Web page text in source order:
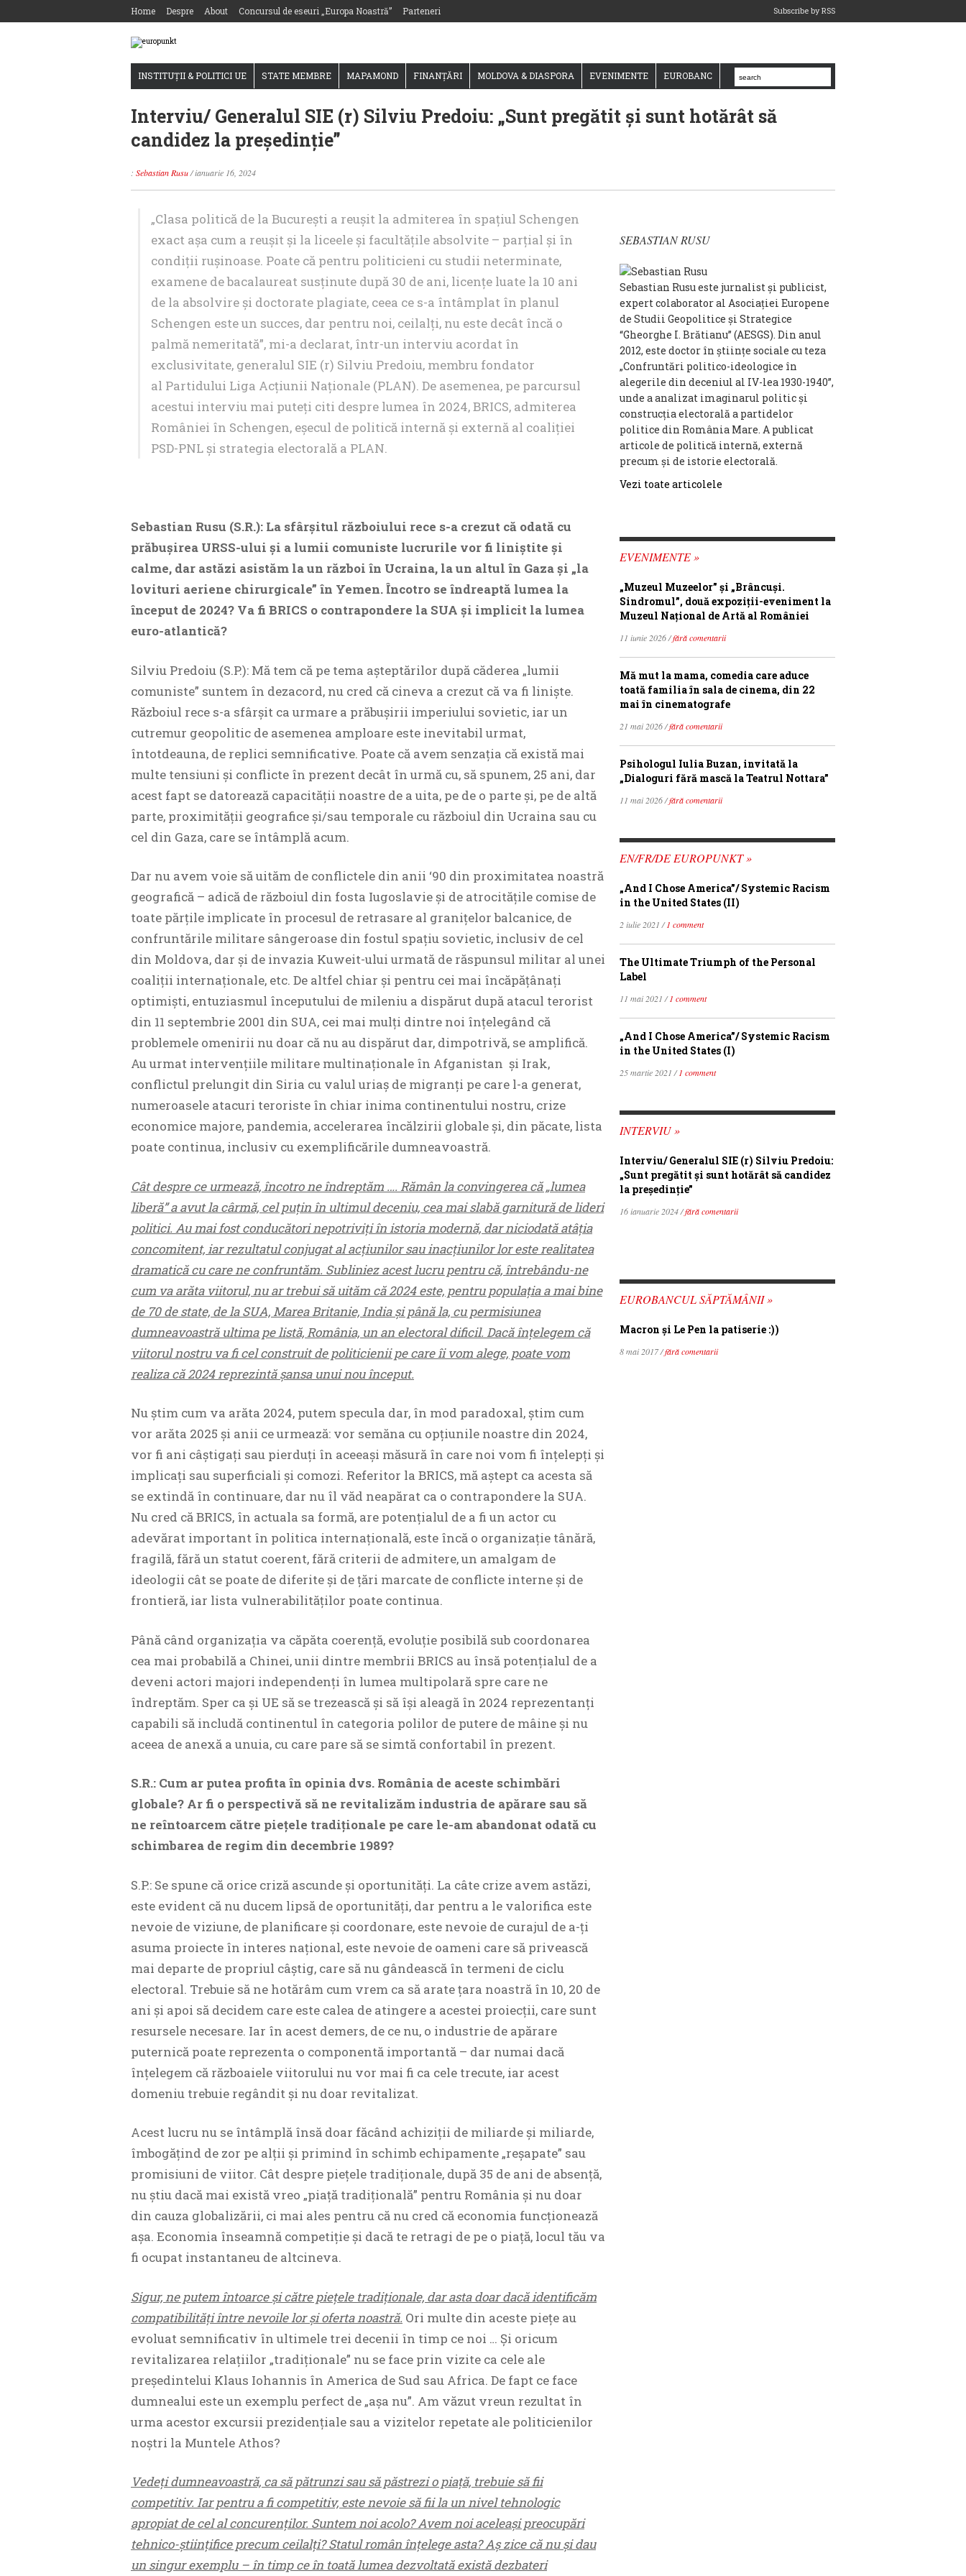
Subscribe by RSS
Home Despre About Concursul de eseuri „Europa Noastră” Parteneri
INSTITUȚII & POLITICI UE STATE MEMBRE MAPAMOND FINANȚĂRI MOLDOVA & DIASPORA EVENIMENTE EUROBANC
Interviu/ Generalul SIE (r) Silviu Predoiu: „Sunt pregătit și sunt hotărât să
candidez la președinție”
: Sebastian Rusu/ianuarie 16, 2024
„Clasa politică de la București a reușit la admiterea în spațiul Schengen
exact așa cum a reușit și la liceele și facultățile absolvite – parțial și în
condiții rușinoase. Poate că pentru politicieni cu studii neterminate,
examene de bacalaureat susținute după 30 de ani, licențe luate la 10 ani
de la absolvire și doctorate plagiate, ceea ce s-a întâmplat în planul
Schengen este un succes, dar pentru noi, ceilalți, nu este decât încă o
palmă nemeritată”, mi-a declarat, într-un interviu acordat în
exclusivitate, generalul SIE (r) Silviu Predoiu, membru fondator
al Partidului Liga Acțiunii Naționale (PLAN). De asemenea, pe parcursul
acestui interviu mai puteți citi despre lumea în 2024, BRICS, admiterea
României în Schengen, eșecul de politică internă și externă al coaliției
PSD-PNL și strategia electorală a PLAN.
Sebastian Rusu (S.R.): La sfârșitul războiului rece s-a crezut că odată cu
prăbușirea URSS-ului și a lumii comuniste lucrurile vor fi liniștite și
calme, dar astăzi asistăm la un război în Ucraina, la un altul în Gaza și „la
lovituri aeriene chirurgicale” în Yemen. Încotro se îndreaptă lumea la
început de 2024? Va fi BRICS o contrapondere la SUA și implicit la lumea
euro-atlantică?
Silviu Predoiu (S.P.): Mă tem că pe tema așteptărilor după căderea „lumii
comuniste” suntem în dezacord, nu cred că cineva a crezut că va fi liniște.
Războiul rece s-a sfârșit ca urmare a prăbușirii imperiului sovietic, iar un
cutremur geopolitic de asemenea amploare este inevitabil urmat,
întotdeauna, de replici semnificative. Poate că avem senzația că există mai
multe tensiuni și conflicte în prezent decât în urmă cu, să spunem, 25 ani, dar
acest fapt se datorează capacității noastre de a uita, pe de o parte și, pe de altă
parte, proximității geografice și/sau temporale cu războiul din Ucraina sau cu
cel din Gaza, care se întâmplă acum.
Dar nu avem voie să uităm de conflictele din anii ‘90 din proximitatea noastră
geografică – adică de războiul din fosta Iugoslavie și de atrocitățile comise de
toate părțile implicate în procesul de retrasare al granițelor balcanice, de
confruntările militare sângeroase din fostul spațiu sovietic, inclusiv de cel
din Moldova, dar și de invazia Kuweit-ului urmată de răspunsul militar al unei
coaliții internaționale, etc. De altfel chiar și pentru cei mai încăpățânați
optimiști, entuziasmul începutului de mileniu a dispărut după atacul terorist
din 11 septembrie 2001 din SUA, cei mai mulți dintre noi înțelegând că
problemele omenirii nu doar că nu au dispărut dar, dimpotrivă, se amplifică.
Au urmat intervențiile militare multinaționale în Afganistan și Irak,
conflictul prelungit din Siria cu valul uriaș de migranți pe care l-a generat,
numeroasele atacuri teroriste în chiar inima continentului nostru, crize
economice majore, pandemia, accelerarea încălzirii globale și, din păcate, lista
poate continua, inclusiv cu exemplificările dumneavoastră.
Cât despre ce urmează, încotro ne îndreptăm …. Rămân la convingerea că „lumea
liberă” a avut la cârmă, cel puțin în ultimul deceniu, cea mai slabă garnitură de lideri
politici. Au mai fost conducători nepotriviți în istoria modernă, dar niciodată atâția
concomitent, iar rezultatul conjugat al acțiunilor sau inacțiunilor lor este realitatea
dramatică cu care ne confruntăm. Subliniez acest lucru pentru că, întrebându-ne
cum va arăta viitorul, nu ar trebui să uităm că 2024 este, pentru populația a mai bine
de 70 de state, de la SUA, Marea Britanie, India și până la, cu permisiunea
dumneavoastră ultima pe listă, România, un an electoral dificil. Dacă înțelegem că
viitorul nostru va fi cel construit de politicienii pe care îi vom alege, poate vom
realiza că 2024 reprezintă șansa unui nou început.
Nu știm cum va arăta 2024, putem specula dar, în mod paradoxal, știm cum
vor arăta 2025 și anii ce urmează: vor semăna cu opțiunile noastre din 2024,
vor fi ani câștigați sau pierduți în aceeași măsură în care noi vom fi înțelepți și
implicați sau superficiali și comozi. Referitor la BRICS, mă aștept ca acesta să
se extindă în continuare, dar nu îl văd neapărat ca o contrapondere la SUA.
Nu cred că BRICS, în actuala sa formă, are potențialul de a fi un actor cu
adevărat important în politica internațională, este încă o organizație tânără,
fragilă, fără un statut coerent, fără criterii de admitere, un amalgam de
ideologii cât se poate de diferite și de țări marcate de conflicte interne și de
frontieră, iar lista vulnerabilităților poate continua.
Până când organizația va căpăta coerență, evoluție posibilă sub coordonarea
cea mai probabilă a Chinei, unii dintre membrii BRICS au însă potențialul de a
deveni actori majori independenți în lumea multipolară spre care ne
îndreptăm. Sper ca și UE să se trezească și să își aleagă în 2024 reprezentanți
capabili să includă continentul în categoria polilor de putere de mâine și nu
aceea de anexă a unuia, cu care pare să se simtă confortabil în prezent.
S.R.: Cum ar putea profita în opinia dvs. România de aceste schimbări
globale? Ar fi o perspectivă să ne revitalizăm industria de apărare sau să
ne reîntoarcem către piețele tradiționale pe care le-am abandonat odată cu
schimbarea de regim din decembrie 1989?
S.P.: Se spune că orice criză ascunde și oportunități. La câte crize avem astăzi,
este evident că nu ducem lipsă de oportunități, dar pentru a le valorifica este
nevoie de viziune, de planificare și coordonare, este nevoie de curajul de a-ți
asuma proiecte în interes național, este nevoie de oameni care să privească
mai departe de propriul câștig, care să nu gândească în termeni de ciclu
electoral. Trebuie să ne hotărâm cum vrem ca să arate țara noastră în 10, 20 de
ani și apoi să decidem care este calea de atingere a acestei proiecții, care sunt
resursele necesare. Iar în acest demers, de ce nu, o industrie de apărare
puternică poate reprezenta o componentă importantă – dar numai dacă
înțelegem că războaiele viitorului nu vor mai fi ca cele trecute, iar acest
domeniu trebuie regândit și nu doar revitalizat.
Acest lucru nu se întâmplă însă doar făcând achiziții de miliarde și miliarde,
îmbogățind de zor pe alții și primind în schimb echipamente „reșapate” sau
promisiuni de viitor. Cât despre piețele tradiționale, după 35 de ani de absență,
nu știu dacă mai există vreo „piață tradițională” pentru România și nu doar
din cauza globalizării, ci mai ales pentru că nu cred că economia funcționează
așa. Economia înseamnă competiție și dacă te retragi de pe o piață, locul tău va
fi ocupat instantaneu de altcineva.
Sigur, ne putem întoarce și către piețele tradiționale, dar asta doar dacă identificăm
compatibilități între nevoile lor și oferta noastră. Ori multe din aceste piețe au
evoluat semnificativ în ultimele trei decenii în timp ce noi … Și oricum
revitalizarea relațiilor „tradiționale” nu se face prin vizite ca cele ale
președintelui Klaus Iohannis în America de Sud sau Africa. De fapt ce face
dumnealui este un exemplu perfect de „așa nu”. Am văzut vreun rezultat în
urma acestor excursii prezidențiale sau a vizitelor repetate ale politicienilor
noștri la Muntele Athos?
Vedeți dumneavoastră, ca să pătrunzi sau să păstrezi o piață, trebuie să fii
competitiv. Iar pentru a fi competitiv, este nevoie să fii la un nivel tehnologic
apropiat de cel al concurenților. Suntem noi acolo? Avem noi aceleași preocupări
tehnico-științifice precum ceilalți? Statul român înțelege asta? Aș zice că nu și dau
un singur exemplu – în timp ce în toată lumea dezvoltată există dezbateri
SEBASTIAN RUSU
Sebastian Rusu este jurnalist și publicist,
expert colaborator al Asociaţiei Europene
de Studii Geopolitice şi Strategice
“Gheorghe I. Brătianu” (AESGS). Din anul
2012, este doctor în ştiinţe sociale cu teza
„Confruntări politico-ideologice în
alegerile din deceniul al IV-lea 1930-1940”,
unde a analizat imaginarul politic şi
construcţia electorală a partidelor
politice din România Mare. A publicat
articole de politică internă, externă
precum şi de istorie electorală.
Vezi toate articolele
EVENIMENTE »
„Muzeul Muzeelor” și „Brâncuși.
Sindromul”, două expoziții-eveniment la
Muzeul Național de Artă al României
11 iunie 2026 /fără comentarii
Mă mut la mama, comedia care aduce
toată familia în sala de cinema, din 22
mai în cinematografe
21 mai 2026 /fără comentarii
Psihologul Iulia Buzan, invitată la
„Dialoguri fără mască la Teatrul Nottara”
11 mai 2026 /fără comentarii
EN/FR/DE EUROPUNKT »
„And I Chose America”/ Systemic Racism
in the United States (II)
2 iulie 2021 /1 comment
The Ultimate Triumph of the Personal
Label
11 mai 2021 /1 comment
„And I Chose America”/ Systemic Racism
in the United States (I)
25 martie 2021 /1 comment
INTERVIU »
Interviu/ Generalul SIE (r) Silviu Predoiu:
„Sunt pregătit și sunt hotărât să candidez
la președinție”
16 ianuarie 2024 /fără comentarii
EUROBANCUL SĂPTĂMÂNII »
Macron şi Le Pen la patiserie :))
8 mai 2017 /fără comentarii